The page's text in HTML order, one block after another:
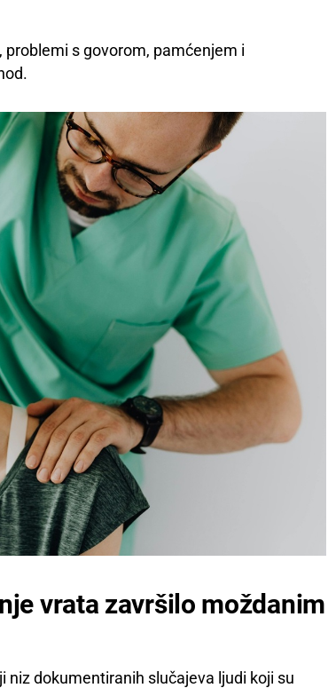
s govorom, pamćenjem i
vrata završilo moždanim
niz dokumentiranih slučajeva ljudi koji su